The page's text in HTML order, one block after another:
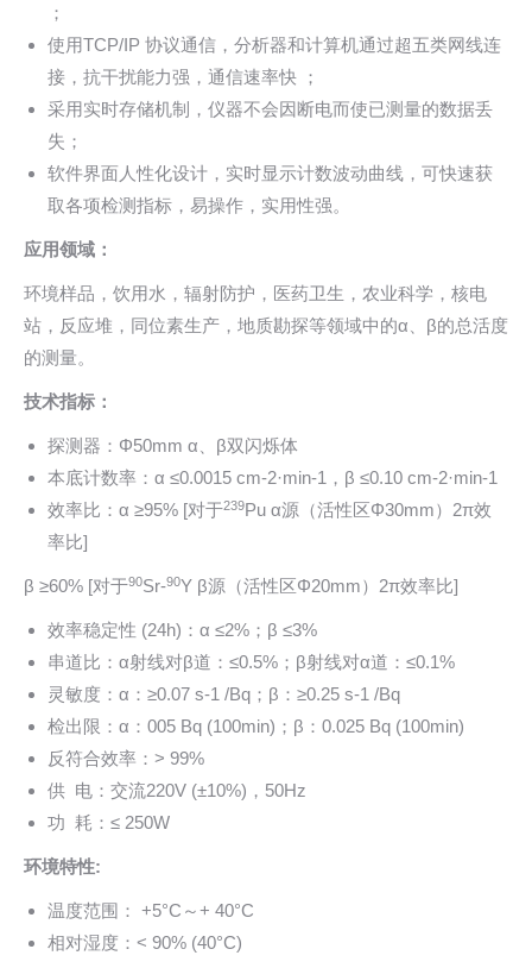
；
使用TCP/IP 协议通信，分析器和计算机通过超五类网线连
接，抗干扰能力强，通信速率快 ；
采用实时存储机制，仪器不会因断电而使已测量的数据丢
失；
软件界面人性化设计，实时显示计数波动曲线，可快速获
取各项检测指标，易操作，实用性强。
应用领域：
环境样品，饮用水，辐射防护，医药卫生，农业科学，核电
站，反应堆，同位素生产，地质勘探等领域中的α、β的总活度
的测量。
技术指标：
探测器：Φ50mm α、β双闪烁体
本底计数率：α ≤0.0015 cm-2·min-1，β ≤0.10 cm-2·min-1
效率比：α ≥95% [对于239Pu α源（活性区Φ30mm）2π效
率比]
β ≥60% [对于90Sr-90Y β源（活性区Φ20mm）2π效率比]
效率稳定性 (24h)：α ≤2%；β ≤3%
串道比：α射线对β道：≤0.5%；β射线对α道：≤0.1%
灵敏度：α：≥0.07 s-1 /Bq；β：≥0.25 s-1 /Bq
检出限：α：005 Bq (100min)；β：0.025 Bq (100min)
反符合效率：> 99%
供 电：交流220V (±10%)，50Hz
功 耗：≤ 250W
环境特性:
温度范围： +5°C～+ 40°C
相对湿度：< 90% (40°C)